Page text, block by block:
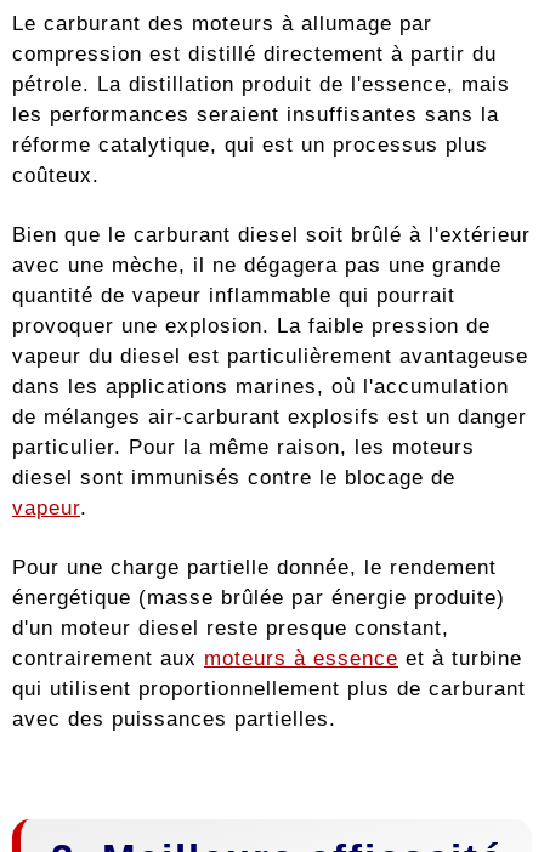
Le carburant des moteurs à allumage par
compression est distillé directement à partir du
pétrole. La distillation produit de l'essence, mais
les performances seraient insuffisantes sans la
réforme catalytique, qui est un processus plus
coûteux.
Bien que le carburant diesel soit brûlé à l'extérieur
avec une mèche, il ne dégagera pas une grande
quantité de vapeur inflammable qui pourrait
provoquer une explosion. La faible pression de
vapeur du diesel est particulièrement avantageuse
dans les applications marines, où l'accumulation
de mélanges air-carburant explosifs est un danger
particulier. Pour la même raison, les moteurs
diesel sont immunisés contre le blocage de
vapeur.
Pour une charge partielle donnée, le rendement
énergétique (masse brûlée par énergie produite)
d'un moteur diesel reste presque constant,
contrairement aux moteurs à essence et à turbine
qui utilisent proportionnellement plus de carburant
avec des puissances partielles.